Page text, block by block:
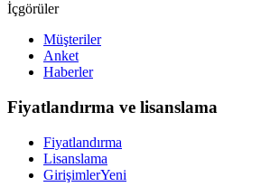
İçgörüler
Müşteriler
Anket
Haberler
Fiyatlandırma ve lisanslama
Fiyatlandırma
Lisanslama
GirişimlerYeni